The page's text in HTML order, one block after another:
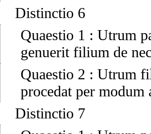
Distinctio 6
Quaestio 1 : Utrum
genuerit filium de
Quaestio 2 : Utrum
procedat per modum
Distinctio 7